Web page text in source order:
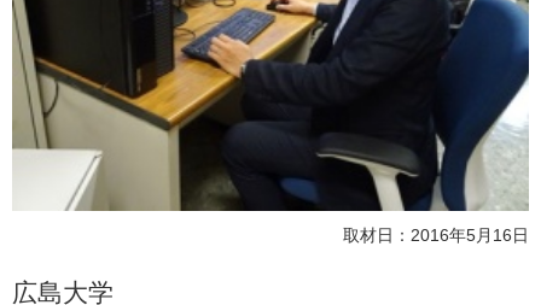
取材日：2016年5月16日
広島大学